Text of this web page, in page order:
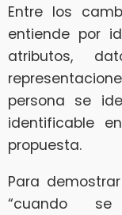
Entre los
entiende por
atributos,
persona se
identificable
propuesta.
Para
“cuando